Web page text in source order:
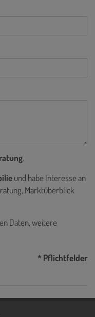
.
und habe Interesse an
Marktüberblick
Daten, weitere
* Pflichtfelder